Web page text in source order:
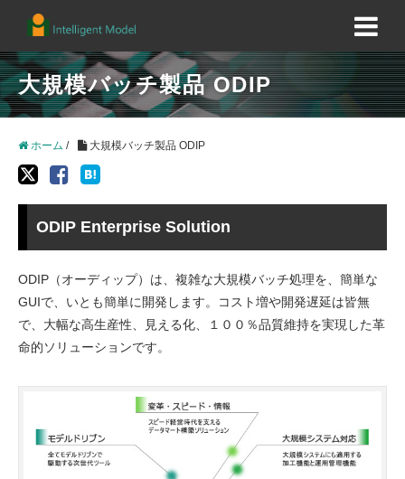
大規模バッチ製品 ODIP
ホーム / 大規模バッチ製品 ODIP
ODIP Enterprise Solution
ODIP（オーディップ）は、複雑な大規模バッチ処理を、簡単な
GUIで、いとも簡単に開発します。コスト増や開発遅延は皆無
で、大幅な高生産性、見える化、１００％品質維持を実現した革
命的ソリューションです。